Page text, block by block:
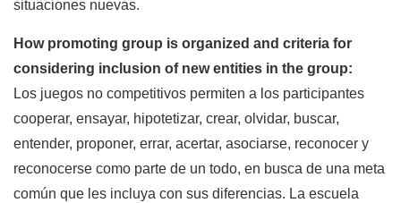
situaciones nuevas.
How promoting group is organized and criteria for
considering inclusion of new entities in the group:
Los juegos no competitivos permiten a los participantes
cooperar, ensayar, hipotetizar, crear, olvidar, buscar,
entender, proponer, errar, acertar, asociarse, reconocer y
reconocerse como parte de un todo, en busca de una meta
común que les incluya con sus diferencias. La escuela